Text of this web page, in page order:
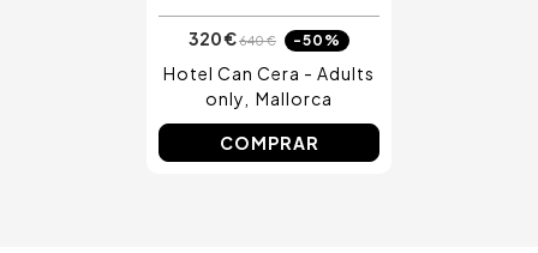
320 €640 € -50%
Hotel Can Cera - Adults
only
Mallorca
COMPRAR